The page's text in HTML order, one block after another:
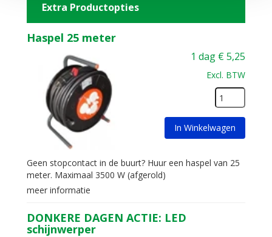
Extra Productopties
Haspel 25 meter
1 dag €5,25
Excl. BTW
In Winkelwagen
Geen stopcontact in de buurt? Huur een haspel van 25
meter. Maximaal 3500 W (afgerold)
meer informatie
DONKERE DAGEN ACTIE: LED
schijnwerper